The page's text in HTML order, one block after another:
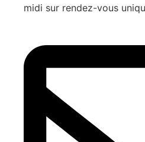
midi sur rendez-vous